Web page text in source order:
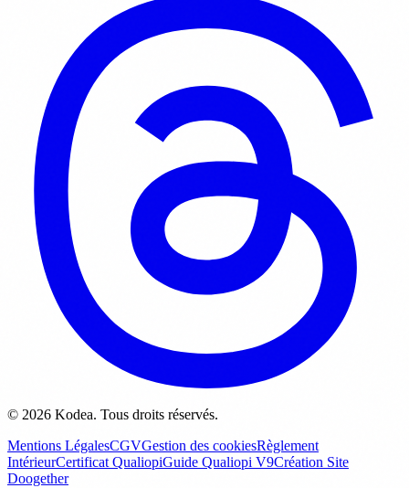
© 2026 Kodea. Tous droits réservés.
Mentions LégalesCGVGestion des cookiesRèglement
IntérieurCertificat QualiopiGuide Qualiopi V9Création Site
Doogether